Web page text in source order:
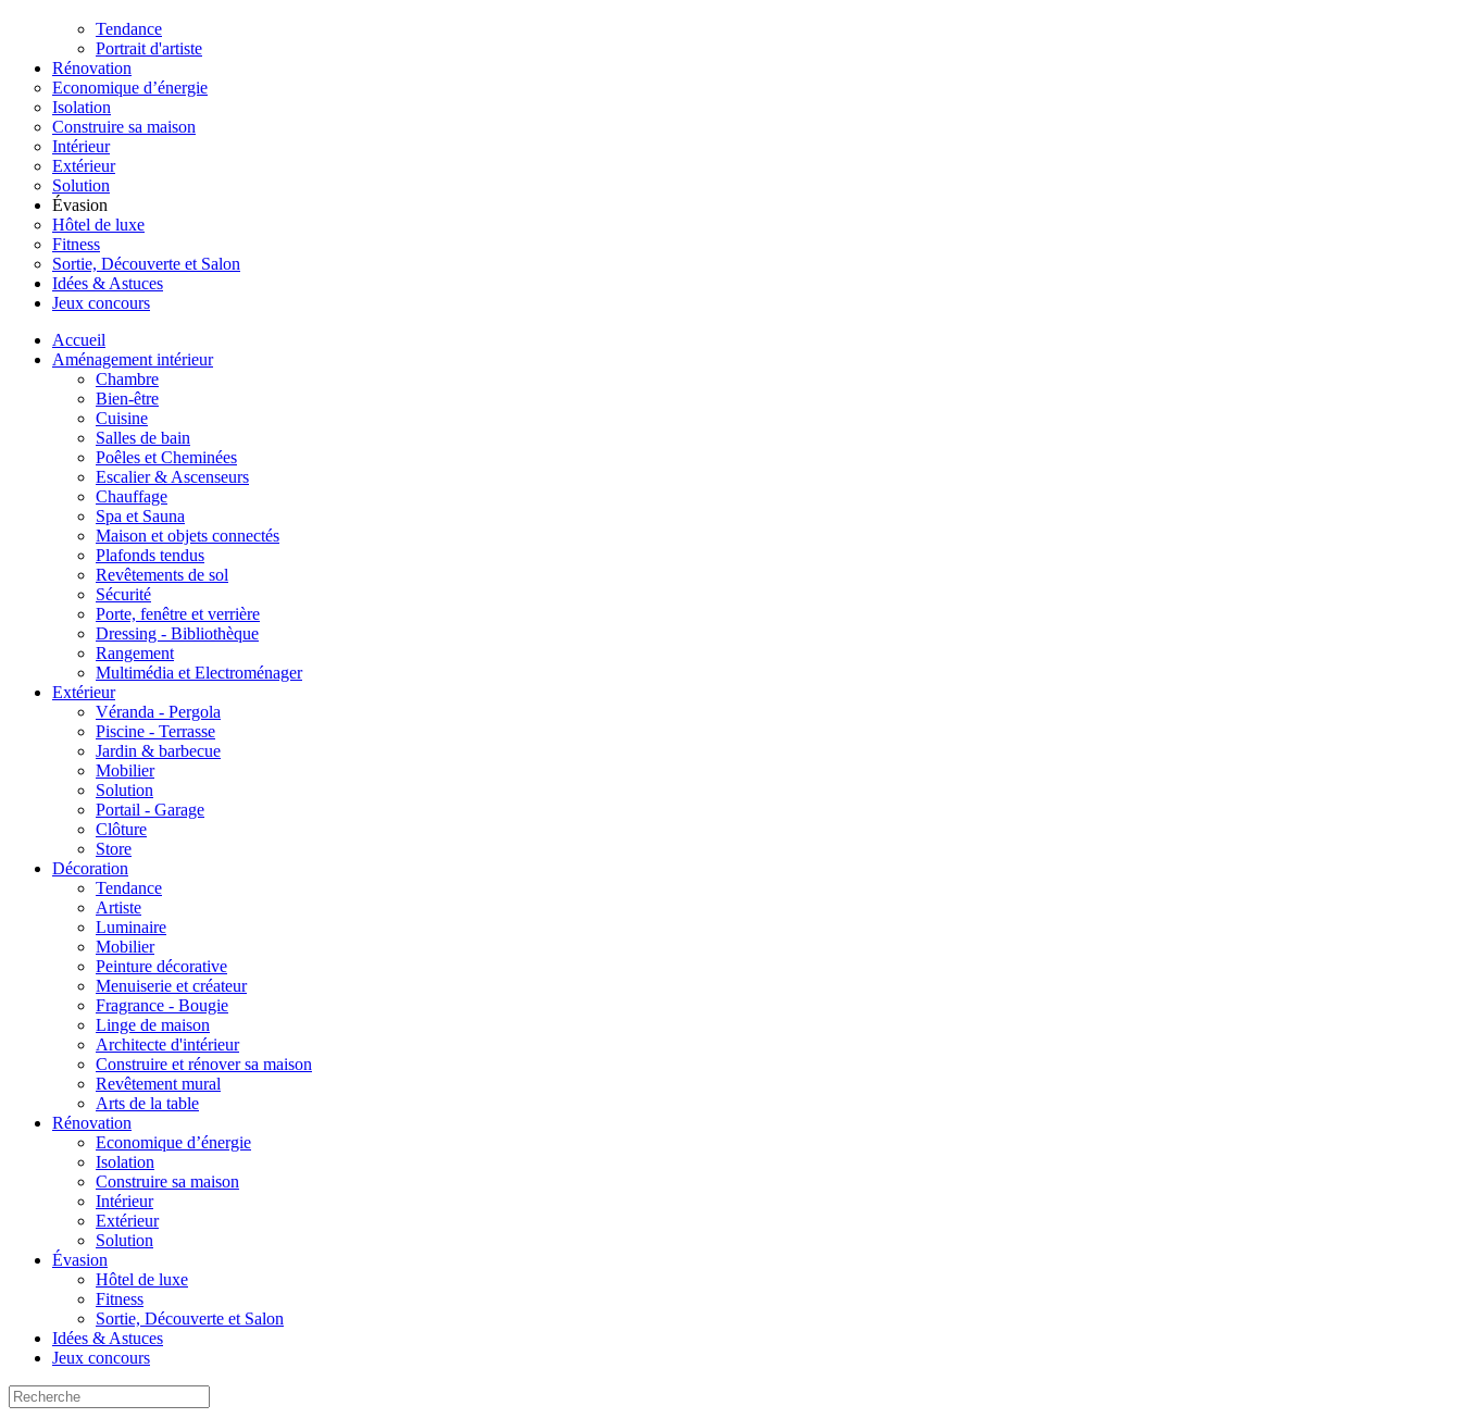
Tendance
Portrait d'artiste
Rénovation
Economique d’énergie
Isolation
Construire sa maison
Intérieur
Extérieur
Solution
Évasion
Hôtel de luxe
Fitness
Sortie, Découverte et Salon
Idées & Astuces
Jeux concours
Accueil
Aménagement intérieur
Chambre
Bien-être
Cuisine
Salles de bain
Poêles et Cheminées
Escalier & Ascenseurs
Chauffage
Spa et Sauna
Maison et objets connectés
Plafonds tendus
Revêtements de sol
Sécurité
Porte, fenêtre et verrière
Dressing - Bibliothèque
Rangement
Multimédia et Electroménager
Extérieur
Véranda - Pergola
Piscine - Terrasse
Jardin & barbecue
Mobilier
Solution
Portail - Garage
Clôture
Store
Décoration
Tendance
Artiste
Luminaire
Mobilier
Peinture décorative
Menuiserie et créateur
Fragrance - Bougie
Linge de maison
Architecte d'intérieur
Construire et rénover sa maison
Revêtement mural
Arts de la table
Rénovation
Economique d’énergie
Isolation
Construire sa maison
Intérieur
Extérieur
Solution
Évasion
Hôtel de luxe
Fitness
Sortie, Découverte et Salon
Idées & Astuces
Jeux concours